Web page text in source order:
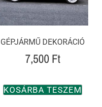
GÉPJÁRMŰ DEKORÁCIÓ
7,500 Ft
KOSÁRBA TESZEM